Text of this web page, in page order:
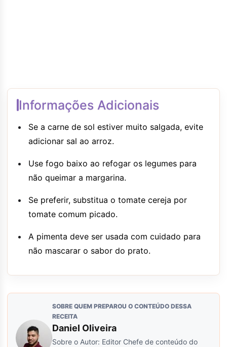
Informações Adicionais
Se a carne de sol estiver muito salgada, evite
adicionar sal ao arroz.
Use fogo baixo ao refogar os legumes para
não queimar a margarina.
Se preferir, substitua o tomate cereja por
tomate comum picado.
A pimenta deve ser usada com cuidado para
não mascarar o sabor do prato.
SOBRE QUEM PREPAROU O CONTEÚDO DESSA
RECEITA
Daniel Oliveira
Sobre o Autor: Editor Chefe de conteúdo do